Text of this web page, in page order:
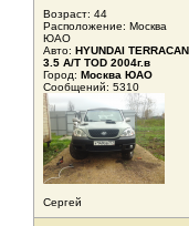
Возраст: 44
Расположение: Москва
ЮАО
Авто: HYUNDAI TERRACAN
3.5 A/T TOD 2004г.в
Город: Москва ЮАО
Сообщений: 5310
Сергей